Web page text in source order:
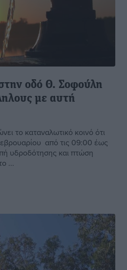
οδό Θ. Σοφούλη
με αυτή
το καταναλωτικό κοινό ότι
από τις 09:00 έως
υδροδότησης και πτώση
...